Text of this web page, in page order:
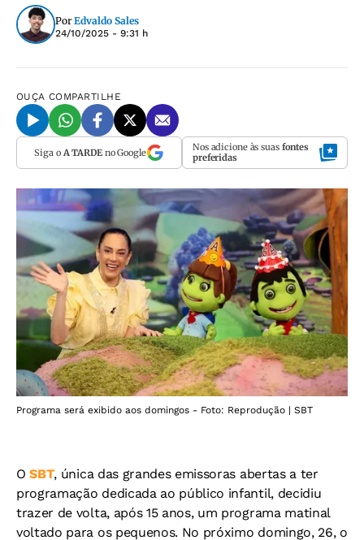
Por Edvaldo Sales
24/10/2025 - 9:31 h
OUÇA COMPARTILHE
Siga o A TARDEno Google Nos adicione às suas fontes
preferidas
Programa será exibido aos domingos - Foto: Reprodução | SBT
OSBT, única das grandes emissoras abertas a ter
programação dedicada ao público infantil, decidiu
trazer de volta, após 15 anos, um programa matinal
voltado para os pequenos. No próximo domingo, 26, o